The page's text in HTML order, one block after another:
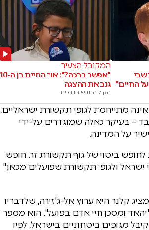
החיים"
המקובל הצעיר
"אפשר ברכה?": אור החיים בן ה-10
גנב את ההצגה
הקול החדש בדרכים
מתייחסת לגופי תקשורת ישראליים,
– בעיקר כאלה שמוגדרים על-ידי
על המדינה.
לחופש ביטוי של גוף תקשורת זר. חופש
ישראל ולגופי תקשורת שפועלים מכאן,"
קלנר היא ערוץ אל-ג'זירה, שלדבריו
ומסכן חיי אדם בפועל". הוא מספר
מגופים ביטחוניים בישראל, לפיו